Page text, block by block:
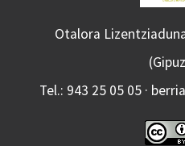
Otalora
Tel.: 943 25 05 05 ·